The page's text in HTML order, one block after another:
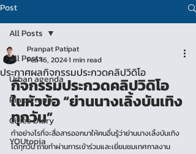
Post
All Posts
Urban agenda
Pin on map
Cities Diary
YOUtopia
All Posts
ประกาศผลกิจกรรมประกวดคลิปวิดิโอ
Pranpat Patipat
Feb 16, 20241 min read
กิจกรรมประกวดคลิปวิดิโอ
ในหัวข้อ “ย่านนางเลิ้งบันเทิง
ทุกวัน”
ทำอย่างไรที่จะสื่อสารออกมาให้คนอื่นรู้ว่าย่านนางเลิ้งบันเทิง
ได้ทุกวัน ถ่ายทำผ่านการเข้าร่วมและเยี่ยมชมเทศกาลงาน